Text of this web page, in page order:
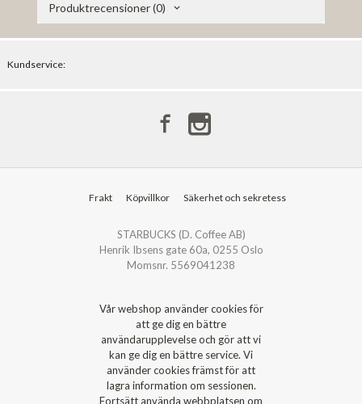
Produktrecensioner (0)
Kundservice:
Frakt Köpvillkor Säkerhet och sekretess
STARBUCKS (D. Coffee AB)
Henrik Ibsens gate 60a, 0255 Oslo
Momsnr. 5569041238
Vår webshop använder cookies för
att ge dig en bättre
användarupplevelse och gör att vi
kan ge dig en bättre service. Vi
använder cookies främst för att
lagra information om sessionen.
Fortsätt använda webbplatsen om